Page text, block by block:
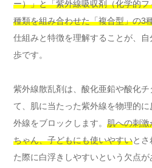
ー）」と「紫外線吸収剤（化学的
種類を組み合わせた「複合型」の3
仕組みと特徴を理解することが、
歩です。
紫外線散乱剤は、酸化亜鉛や酸化
て、肌に当たった紫外線を物理的
外線をブロックします。 肌への刺激
ちゃん、子どもにも使いやすいと
た際に白浮きしやすいという欠点